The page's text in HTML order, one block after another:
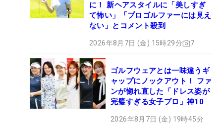
に！ 新ヘアスタイルに「美しすぎ
て怖い」「プロゴルファーには見え
ない」とコメント殺到
2026年8月7日 (金) 15時29分 7
ゴルフウェアとは一味違うギ
ャップにノックアウト！ ファ
ンが惚れ直した「ドレス姿が
完璧すぎる女子プロ」神10
2026年8月7日 (金) 19時45分